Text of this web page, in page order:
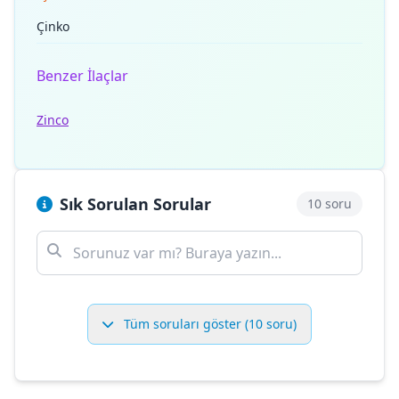
Çinko
Benzer İlaçlar
Zinco
Sık Sorulan Sorular 10 soru
Tüm soruları göster (10 soru)